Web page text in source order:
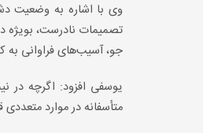
تصمیمات نادرست، بویژه
جو، آسیب‌های فراوانی به
یوسفی افزود: اگرچه در
متأسفانه در موارد